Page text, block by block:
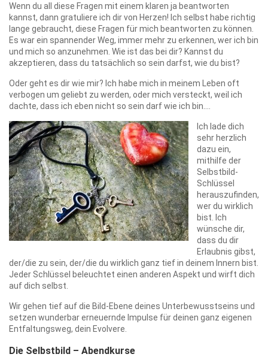
Wenn du all diese Fragen mit einem klaren ja beantworten
kannst, dann gratuliere ich dir von Herzen! Ich selbst habe richtig
lange gebraucht, diese Fragen für mich beantworten zu können.
Es war ein spannender Weg, immer mehr zu erkennen, wer ich bin
und mich so anzunehmen. Wie ist das bei dir? Kannst du
akzeptieren, dass du tatsächlich so sein darfst, wie du bist?
Oder geht es dir wie mir? Ich habe mich in meinem Leben oft
verbogen um geliebt zu werden, oder mich versteckt, weil ich
dachte, dass ich eben nicht so sein darf wie ich bin….
Ich lade dich
sehr herzlich
dazu ein,
mithilfe der
Selbstbild-
Schlüssel
herauszufinden,
wer du wirklich
bist. Ich
wünsche dir,
dass du dir
Erlaubnis gibst,
der/die zu sein, der/die du wirklich ganz tief in deinem Innern bist.
Jeder Schlüssel beleuchtet einen anderen Aspekt und wirft dich
auf dich selbst.
Wir gehen tief auf die Bild-Ebene deines Unterbewusstseins und
setzen wunderbar erneuernde Impulse für deinen ganz eigenen
Entfaltungsweg, dein Evolvere.
Die Selbstbild – Abendkurse